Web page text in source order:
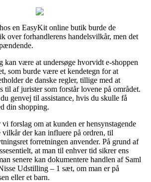
en EasyKit online butik burde de
over forhandlerens handelsvilkår, men det
kan være at undersøge hvorvidt e-shoppen
som burde være et kendetegn for at
de danske regler, tillige med at
til af jurister som forstår lovene på området.
genvej til assistance, hvis du skulle få
din shopping.
forslag om at kunden er hensynstagende
vilkår der kan influere på ordren, til
forretningen anvender. På grund af
at man til enhver tid sikrer ens
senere kan dokumentere handlen af Saml
Udstilling – 1 sæt, om man er på
eller et barn.